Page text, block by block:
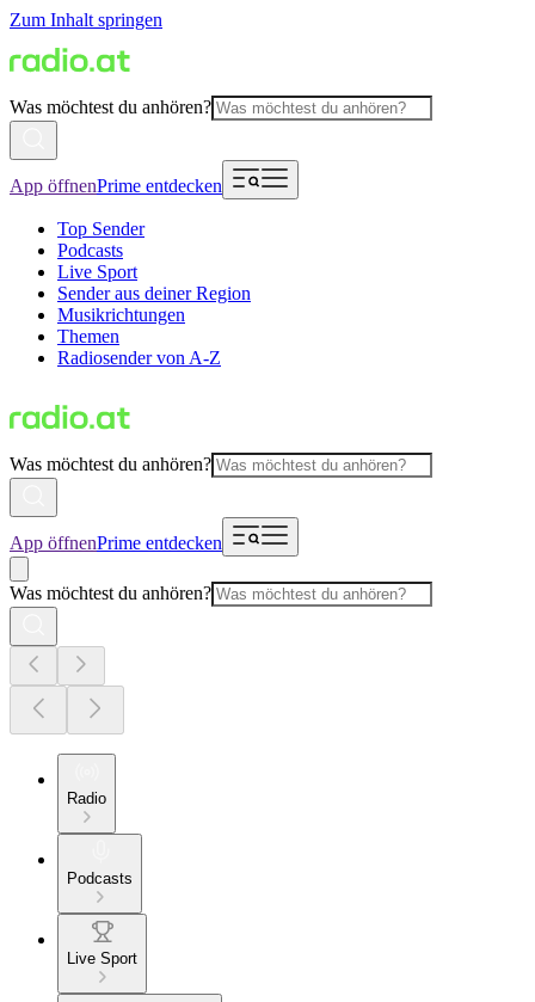
Zum Inhalt springen
Was möchtest du anhören?
App öffnenPrime entdecken
Top Sender
Podcasts
Live Sport
Sender aus deiner Region
Musikrichtungen
Themen
Radiosender von A-Z
Was möchtest du anhören?
App öffnenPrime entdecken
Was möchtest du anhören?
Radio
Podcasts
Live Sport